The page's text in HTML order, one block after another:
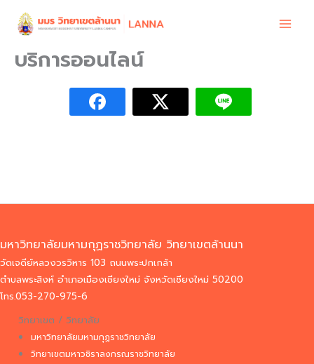
บริการออนไลน์
มหาวิทยาลัยมหามกุฏราชวิทยาลัย วิทยาเขตล้านนา
วัดเจดีย์หลวงวรวิหาร 103 ถนนพระปกเกล้า
ตำบลพระสิงห์ อำเภอเมืองเชียงใหม่ จังหวัดเชียงใหม่ 50200
โทร.053-270-975-6
วิทยาเขต / วิทยาลัย
มหาวิทยาลัยมหามกุฏราชวิทยาลัย
วิทยาเขตมหาวชิราลงกรณราชวิทยาลัย